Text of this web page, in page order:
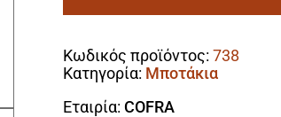
ποσότητα
Κωδικός προϊόντος:738
Κατηγορία: Μποτάκια
Εταιρία: COFRA